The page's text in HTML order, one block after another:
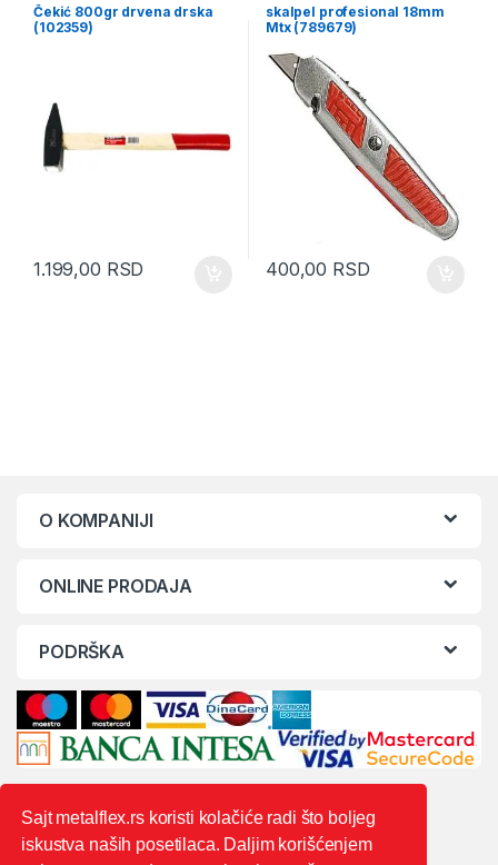
Čekić 800gr drvena drska
(102359)
1.199,00 RSD
skalpel profesional 18mm
Mtx (789679)
400,00 RSD
O KOMPANIJI
ONLINE PRODAJA
PODRŠKA
Sajt metalflex.rs koristi kolačiće radi što boljeg
iskustva naših posetilaca. Daljim korišćenjem